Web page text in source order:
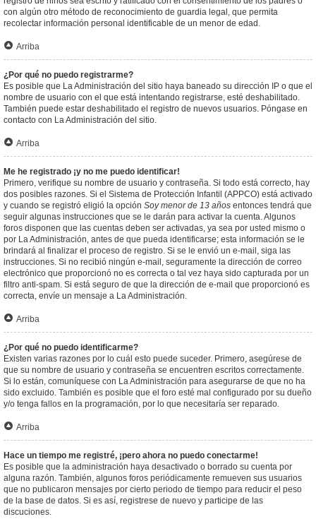
con algún otro método de reconocimiento de guardia legal, que permita
recolectar información personal identificable de un menor de edad.
Arriba
¿Por qué no puedo registrarme?
Es posible que La Administración del sitio haya baneado su dirección IP o que el
nombre de usuario con el que está intentando registrarse, esté deshabilitado.
También puede estar deshabilitado el registro de nuevos usuarios. Póngase en
contacto con La Administración del sitio.
Arriba
Me he registrado ¡y no me puedo identificar!
Primero, verifique su nombre de usuario y contraseña. Si todo está correcto, hay
dos posibles razones. Si el Sistema de Protección Infantil (APPCO) está activado
y cuando se registró eligió la opción Soy menor de 13 años entonces tendrá que
seguir algunas instrucciones que se le darán para activar la cuenta. Algunos
foros disponen que las cuentas deben ser activadas, ya sea por usted mismo o
por La Administración, antes de que pueda identificarse; esta información se le
brindará al finalizar el proceso de registro. Si se le envió un e-mail, siga las
instrucciones. Si no recibió ningún e-mail, seguramente la dirección de correo
electrónico que proporcionó no es correcta o tal vez haya sido capturada por un
filtro anti-spam. Si está seguro de que la dirección de e-mail que proporcionó es
correcta, envíe un mensaje a La Administración.
Arriba
¿Por qué no puedo identificarme?
Existen varias razones por lo cuál esto puede suceder. Primero, asegúrese de
que su nombre de usuario y contraseña se encuentren escritos correctamente.
Si lo están, comuníquese con La Administración para asegurarse de que no ha
sido excluido. También es posible que el foro esté mal configurado por su dueño
y/o tenga fallos en la programación, por lo que necesitaría ser reparado.
Arriba
Hace un tiempo me registré, ¡pero ahora no puedo conectarme!
Es posible que la administración haya desactivado o borrado su cuenta por
alguna razón. También, algunos foros periódicamente remueven sus usuarios
que no publicaron mensajes por cierto periodo de tiempo para reducir el peso
de la base de datos. Si es así, registrese de nuevo y participe de las
discuciones.